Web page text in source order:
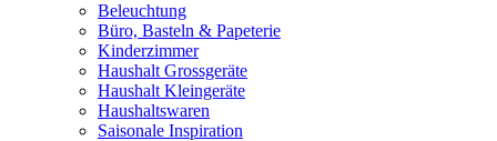
Beleuchtung
Büro, Basteln & Papeterie
Kinderzimmer
Haushalt Grossgeräte
Haushalt Kleingeräte
Haushaltswaren
Saisonale Inspiration